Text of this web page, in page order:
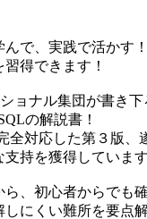
で、実践で活かす！
得できます！
ョナル集団が書き下
の解説書！
全対応した第３版、
持を獲得しています
、初心者からでも
にくい難所を要点解